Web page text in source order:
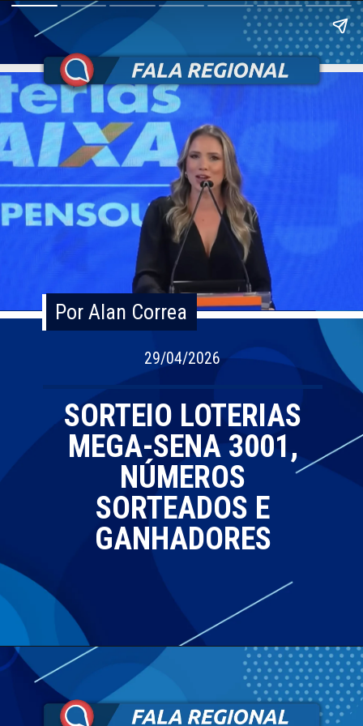
29/04/2026
SORTEIO LOTERIAS
MEGA-SENA 3001,
NÚMEROS
SORTEADOS E
GANHADORES
Por Alan Correa
Por Alan Correa